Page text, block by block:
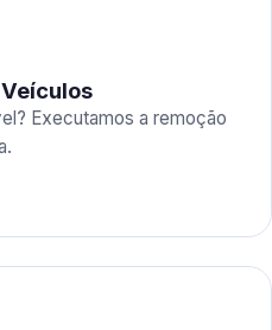
Executamos a remoção